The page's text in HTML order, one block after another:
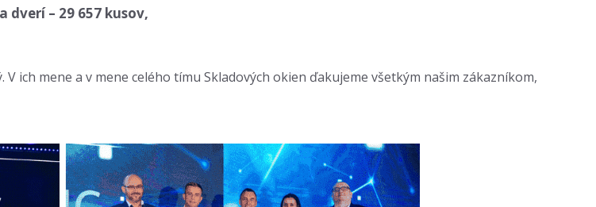
– 29 657 kusov,
ich mene a v mene celého tímu Skladových okien ďakujeme všetkým našim zákazníkom,